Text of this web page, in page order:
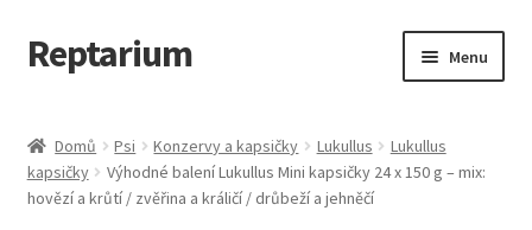
Přeskočit
na
Přejít
k
webu
Reptarium Menu
Košík
Domů Psi Konzervy a kapsičky Lukullus
Lukullus
kapsičky
Výhodné balení Lukullus Mini kapsičky 24 x 150 g – mix:
hovězí a krůtí / zvěřina a králičí / drůbeží a jehněčí